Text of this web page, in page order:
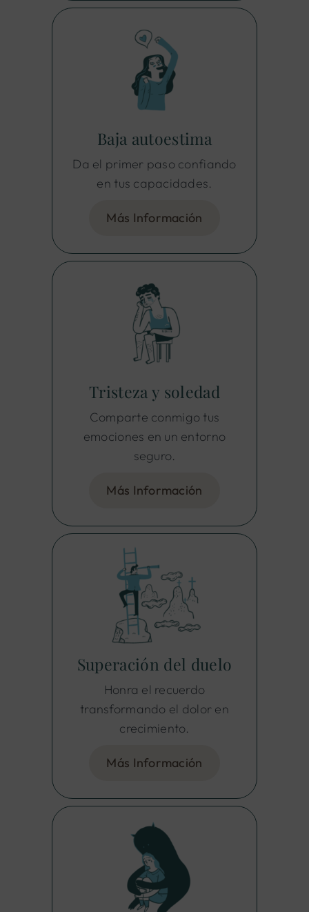
Baja autoestima
Da el primer paso confiando
en tus capacidades.
Más Información
Tristeza y soledad
Comparte conmigo tus
emociones en un entorno
seguro.
Más Información
Superación del duelo
Honra el recuerdo
transformando el dolor en
crecimiento.
Más Información